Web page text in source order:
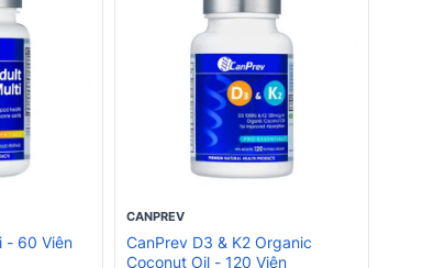
- 60 Viên
CANPREV
CanPrev D3 & K2 Organic
Coconut Oil - 120 Viên